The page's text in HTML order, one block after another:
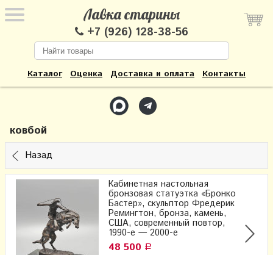
Лавка старины
+7 (926) 128-38-56
Каталог Оценка Доставка и оплата Контакты
ковбой
Назад
Кабинетная настольная
бронзовая статуэтка «Бронко
Бастер», скульптор Фредерик
Ремингтон, бронза, камень,
США, современный повтор,
1990-е — 2000-е
48 500 Р